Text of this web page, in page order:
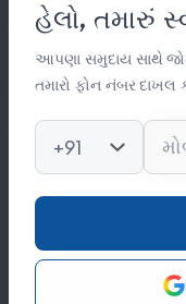
સંસ્થા વિષે
સંપર્ક
કિતાબ લાઈબ્રેરી
ફોટો ગેલેરી
સંપર્ક
0278 251 0056
હેલો, તમારું
આપણા સમુદાય સાથે
તમારો ફોન નંબર દાખલ
+91